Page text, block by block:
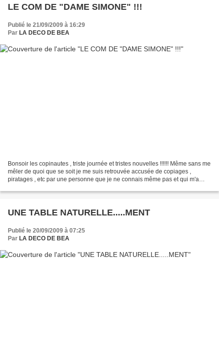
LE COM DE "DAME SIMONE" !!!
Publié le 21/09/2009 à 16:29
Par LA DECO DE BEA
Bonsoir les copinautes , triste journée et tristes nouvelles !!!!!! Même sans me
mêler de quoi que se soit je me suis retrouvée accusée de copiages ,
piratages , etc par une personne que je ne connais même pas et qui m'a
UNE TABLE NATURELLE.....MENT
Publié le 20/09/2009 à 07:25
Par LA DECO DE BEA